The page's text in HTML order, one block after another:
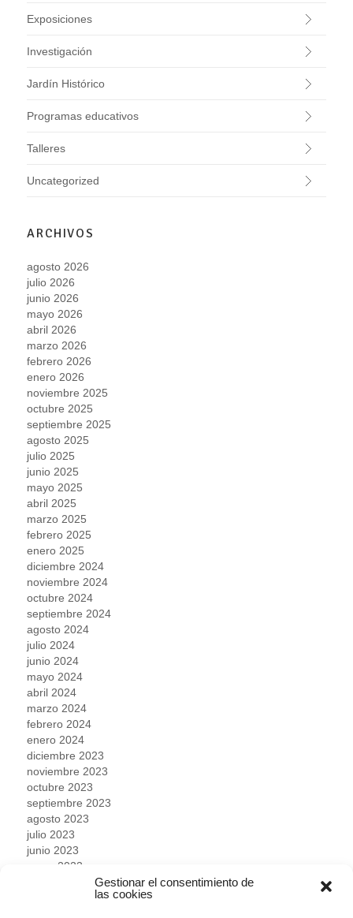
Gestionar el consentimiento de
las cookies
Exposiciones
Investigación
Jardín Histórico
Programas educativos
Talleres
Uncategorized
ARCHIVOS
agosto 2026
julio 2026
junio 2026
mayo 2026
abril 2026
marzo 2026
febrero 2026
enero 2026
noviembre 2025
octubre 2025
septiembre 2025
agosto 2025
julio 2025
junio 2025
mayo 2025
abril 2025
marzo 2025
febrero 2025
enero 2025
diciembre 2024
noviembre 2024
octubre 2024
septiembre 2024
agosto 2024
julio 2024
junio 2024
mayo 2024
abril 2024
marzo 2024
febrero 2024
enero 2024
diciembre 2023
noviembre 2023
octubre 2023
septiembre 2023
agosto 2023
julio 2023
junio 2023
mayo 2023